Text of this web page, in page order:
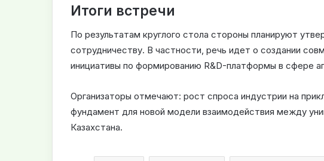
Итоги встречи
По результатам круглого стола стороны планируют
сотрудничеству. В частности, речь идет о создании
инициативы по формированию R&D-платформы в сфере
Организаторы отмечают: рост спроса индустрии на
фундамент для новой модели взаимодействия между
Казахстана.